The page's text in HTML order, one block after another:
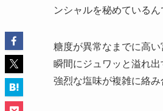
ンシャルを秘めているん
糖度が異常なまでに高
瞬間にジュワッと溢れ
強烈な塩味が複雑に絡